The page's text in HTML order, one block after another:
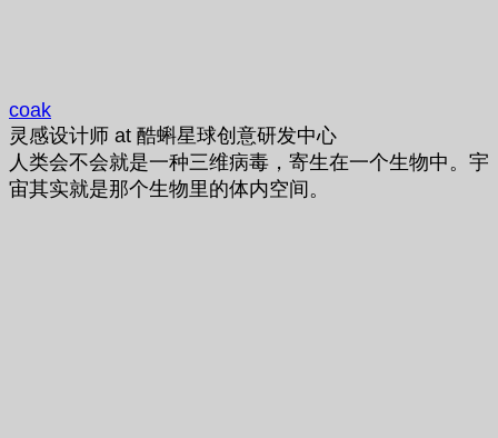
coak
灵感设计师 at 酷蝌星球创意研发中心
人类会不会就是一种三维病毒，寄生在一个生物中。宇
宙其实就是那个生物里的体内空间。